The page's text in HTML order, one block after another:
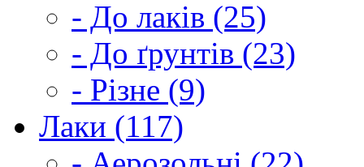
- До лаків (25)
- До ґрунтів (23)
- Різне (9)
Лаки (117)